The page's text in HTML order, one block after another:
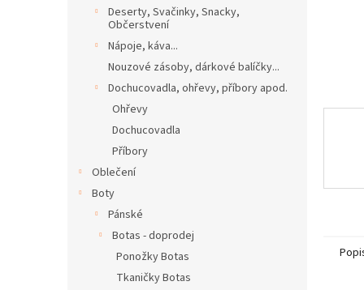
Deserty, Svačinky, Snacky,
Občerstvení
Nápoje, káva...
Nouzové zásoby, dárkové balíčky...
Dochucovadla, ohřevy, příbory apod.
Ohřevy
Dochucovadla
Příbory
Oblečení
Boty
Pánské
Botas - doprodej
Ponožky Botas
Tkaničky Botas